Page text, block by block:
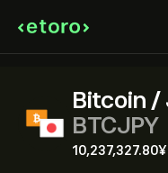
Bitcoin /
BTCJPY
10,237,327.80‎¥‎